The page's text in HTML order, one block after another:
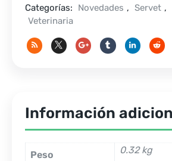
Categorías:
Novedades , Servet ,
Veterinaria
Información
Peso 0.32 kg